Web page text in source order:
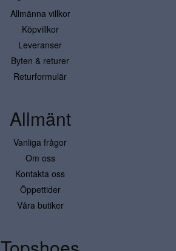
Allmänna villkor
Köpvillkor
Leveranser
Byten & returer
Returformulär
Allmänt
Vanliga frågor
Om oss
Kontakta oss
Öppettider
Våra butiker